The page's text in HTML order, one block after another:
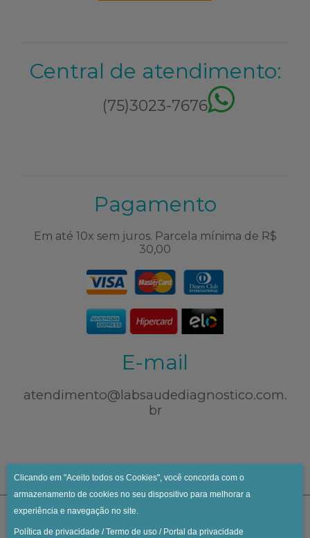
Central de atendimento:
(75)3023-7676
Pagamento
Em até 10x sem juros. Parcela mínima de R$
30,00
E-mail
atendimento@labsaudediagnostico.com.
br
Clicando em "Aceito todos os Cookies", você concorda com o
armazenamento de cookies no seu dispositivo para melhorar a
experiência e navegação no site.
Política de privacidade /Termo de uso / Portal da privacidade